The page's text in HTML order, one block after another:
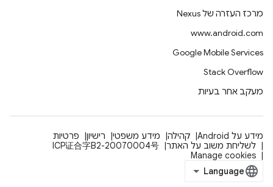
מרכז העזרה של Nexus
www.android.com
Google Mobile Services
Stack Overflow
מעקב אחר בעיות
מידע על Android קהילה מידע משפטי רישיון
פרטיות
לשליחת משוב על האתר
ICP证合字B2-20070004号
Manage cookies